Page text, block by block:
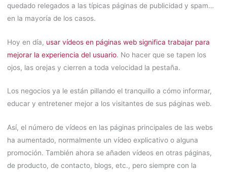
quedado relegados a las típicas páginas de publicidad y spam…
en la mayoría de los casos.
Hoy en día, usar vídeos en páginas web significa trabajar para
mejorar la experiencia del usuario. No hacer que se tapen los
ojos, las orejas y cierren a toda velocidad la pestaña.
Los negocios ya le están pillando el tranquillo a cómo informar,
educar y entretener mejor a los visitantes de sus páginas web.
Así, el número de vídeos en las páginas principales de las webs
ha aumentado, normalmente un vídeo explicativo o alguna
promoción. También ahora se añaden vídeos en otras páginas,
de producto, de contacto, blogs, etc., pero siempre con la